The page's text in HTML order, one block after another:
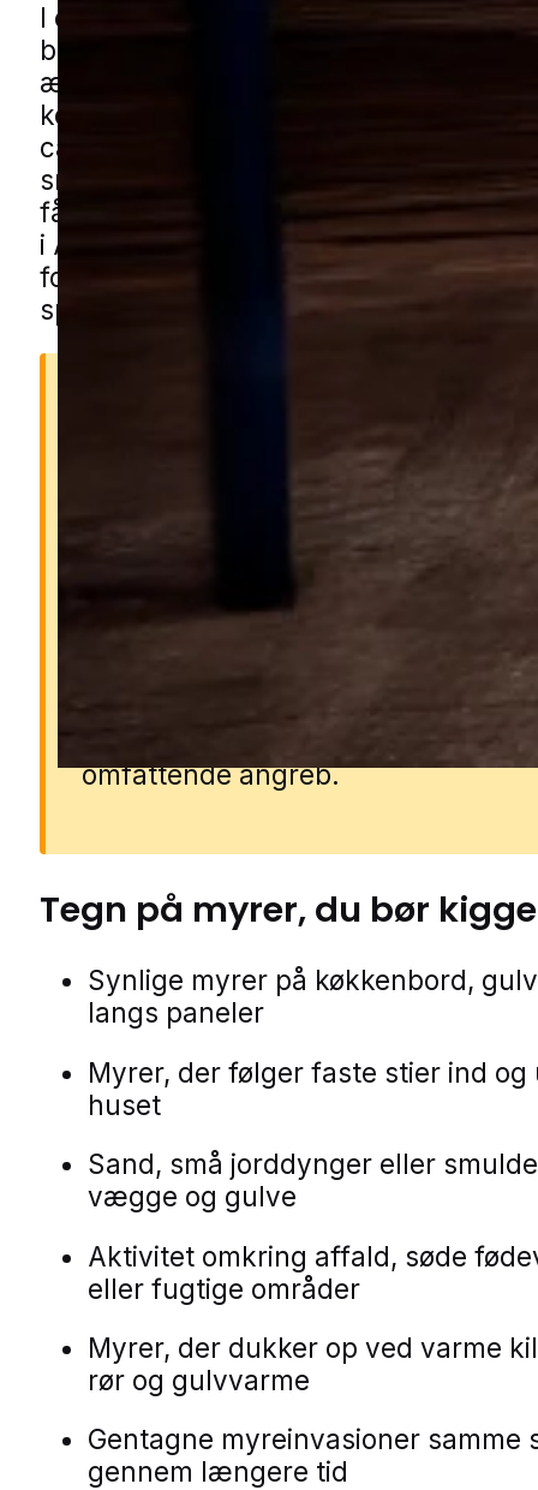
I et område som Als ses
blandede boligområder med både nye
ældre huse, hvor haver, hække,
kompost giver mange skjulesteder.
carporte, haveskure og lignende
småbygninger kan være steder, hvor
får lov at starte i det små. Du kan få
i Als gennem vores lokale partnere.
formularen, så forbinder vi dig med
specialist.
Derfor er myrer et
Myrer kan trænge ind i boligen i
antal og forurene madvarer samt
gener i køkken og opholdsrum.
arter som faraomyrer kan sprede
bakterier, mens andre kan
etableret sig i vægge eller gulve,
mindre problem hurtigt blive til et
omfattende angreb.
Tegn på myrer, du bør
Synlige myrer på køkkenbord,
langs paneler
Myrer, der følger faste stier ind og
huset
Sand, små jorddynger eller
vægge og gulve
Aktivitet omkring affald, søde
eller fugtige områder
Myrer, der dukker op ved varme
rør og gulvvarme
Gentagne myreinvasioner samme
gennem længere tid